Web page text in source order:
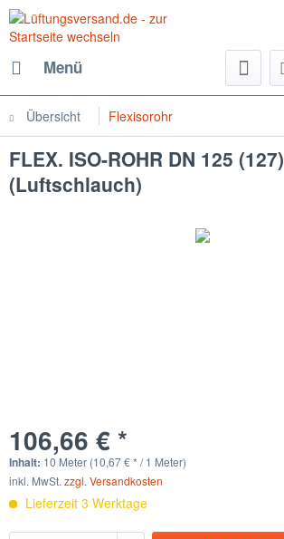
Menü
Übersicht Flexisorohr
FLEX. ISO-ROHR DN 125 (127)
(Luftschlauch)
106,66 € *
Inhalt: 10 Meter (10,67 € * / 1 Meter)
inkl. MwSt. zzgl. Versandkosten
Lieferzeit 3 Werktage